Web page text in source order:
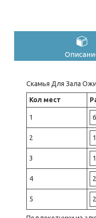
Скамья Для Зала
Кол мест
1
2
3
4
5